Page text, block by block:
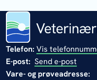
Telefon: Vis
E-post: Send e-post
Vare- og prøveadresse: